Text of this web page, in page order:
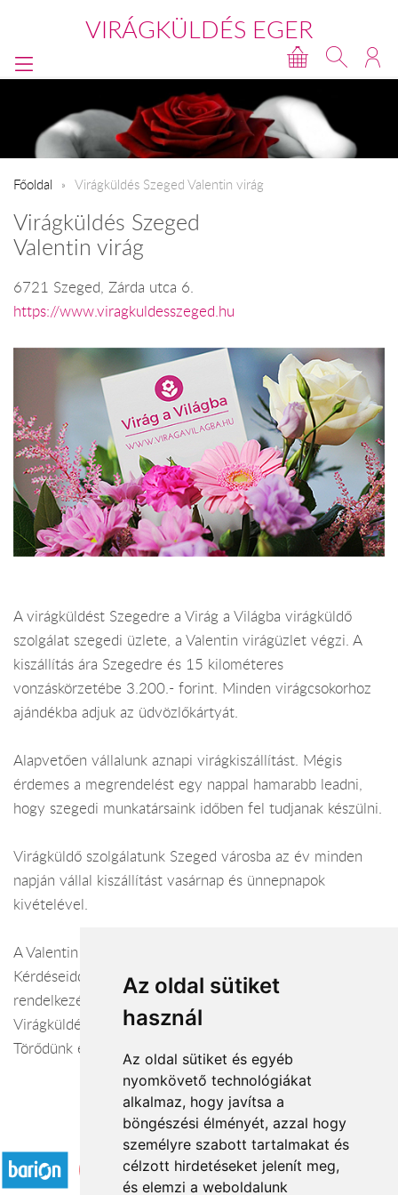
Az oldal sütiket
használ
Az oldal sütiket és egyéb
nyomkövető technológiákat
alkalmaz, hogy javítsa a
böngészési élményét, azzal hogy
személyre szabott tartalmakat és
célzott hirdetéseket jelenít meg,
és elemzi a weboldalunk
VIRÁGKÜLDÉS EGER
Főoldal Virágküldés Szeged Valentin virág
Virágküldés Szeged
Valentin virág
6721 Szeged, Zárda utca 6.
https://www.viragkuldesszeged.hu
A virágküldést Szegedre a Virág a Világba virágküldő
szolgálat szegedi üzlete, a Valentin virágüzlet végzi. A
kiszállítás ára Szegedre és 15 kilométeres
vonzáskörzetébe 3.200.- forint. Minden virágcsokorhoz
ajándékba adjuk az üdvözlőkártyát.
Alapvetően vállalunk aznapi virágkiszállítást. Mégis
érdemes a megrendelést egy nappal hamarabb leadni,
hogy szegedi munkatársaink időben fel tudjanak készülni.
Virágküldő szolgálatunk Szeged városba az év minden
napján vállal kiszállítást vasárnap és ünnepnapok
kivételével.
A Valentin virágüzlet webáruháza:
Kérdéseiddel kapcsolatban örömmel állunk
rendelkezésedre.
Virágküldés Szeged
Törődünk egymással
Elfogadott fizetési módok